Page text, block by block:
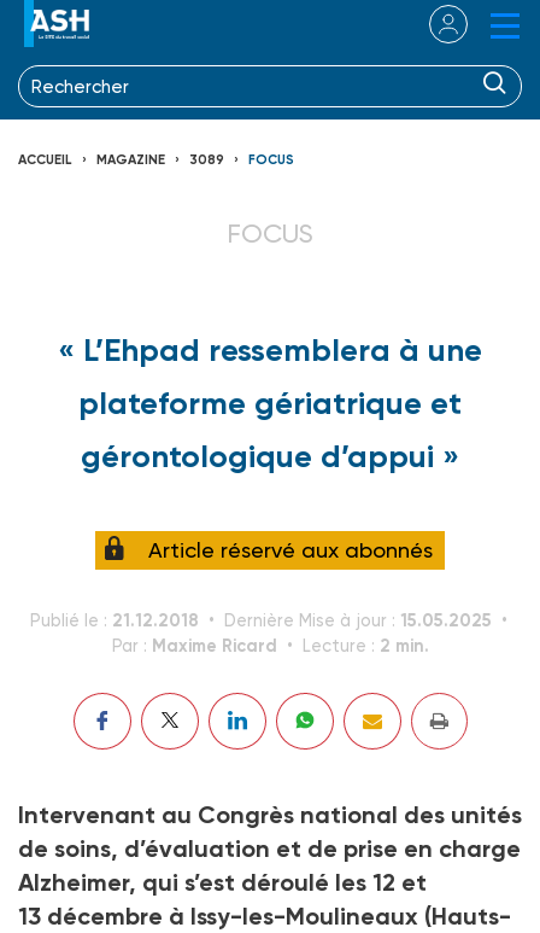
ACCUEIL MAGAZINE 3089 FOCUS
FOCUS
« L’Ehpad ressemblera à une
plateforme gériatrique et
gérontologique d’appui »
Article réservé aux abonnés
Publié le : 21.12.2018 Dernière Mise à jour : 15.05.2025
Par : Maxime Ricard Lecture : 2 min.
Intervenant au Congrès national des unités
de soins, d’évaluation et de prise en charge
Alzheimer, qui s’est déroulé les 12 et
13 décembre à Issy-les-Moulineaux (Hauts-